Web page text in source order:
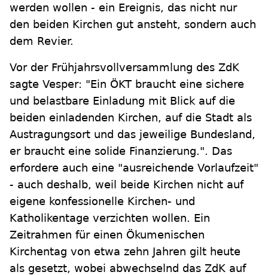
werden wollen - ein Ereignis, das nicht nur
den beiden Kirchen gut ansteht, sondern auch
dem Revier.
Vor der Frühjahrsvollversammlung des ZdK
sagte Vesper: "Ein ÖKT braucht eine sichere
und belastbare Einladung mit Blick auf die
beiden einladenden Kirchen, auf die Stadt als
Austragungsort und das jeweilige Bundesland,
er braucht eine solide Finanzierung.". Das
erfordere auch eine "ausreichende Vorlaufzeit"
- auch deshalb, weil beide Kirchen nicht auf
eigene konfessionelle Kirchen- und
Katholikentage verzichten wollen. Ein
Zeitrahmen für einen Ökumenischen
Kirchentag von etwa zehn Jahren gilt heute
als gesetzt, wobei abwechselnd das ZdK auf